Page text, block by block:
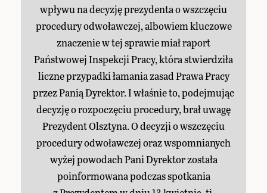
wpływu na decyzję prezydenta o wszczęciu
procedury odwoławczej, albowiem kluczowe
znaczenie w tej sprawie miał raport
Państwowej Inspekcji Pracy, która stwierdziła
liczne przypadki łamania zasad Prawa Pracy
przez Panią Dyrektor. I właśnie to, podejmując
decyzję o rozpoczęciu procedury, brał uwagę
Prezydent Olsztyna. O decyzji o wszczęciu
procedury odwoławczej oraz wspomnianych
wyżej powodach Pani Dyrektor została
poinformowana podczas spotkania